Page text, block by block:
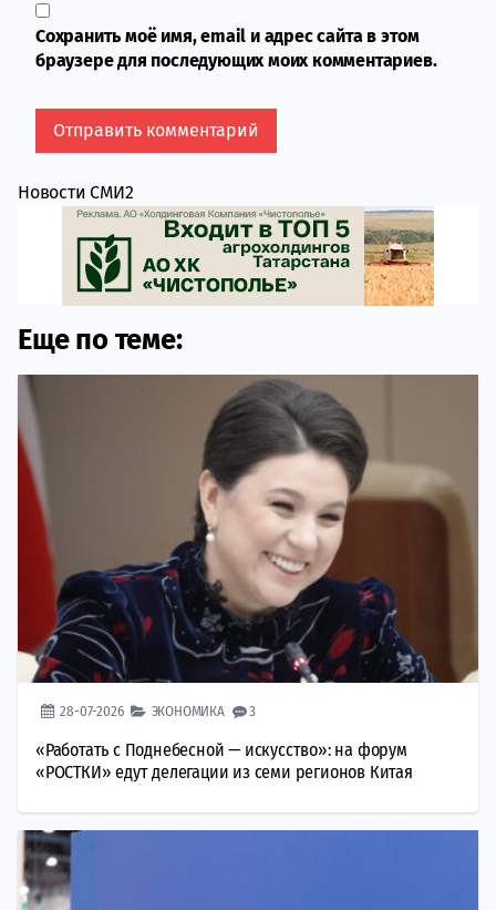
Сохранить моё имя, email и адрес сайта в этом
браузере для последующих моих комментариев.
Новости СМИ2
Еще по теме:
28-07-2026 ЭКОНОМИКА 3
«Работать с Поднебесной — искусство»: на форум
«РОСТКИ» едут делегации из семи регионов Китая